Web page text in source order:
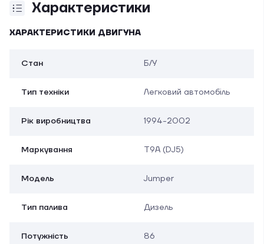
Характеристики
ХАРАКТЕРИСТИКИ ДВИГУНА
Стан Б/У
Тип техніки Легковий автомобіль
Рік виробництва 1994-2002
Маркування T9A (DJ5)
Модель Jumper
Тип палива Дизель
Потужність 86